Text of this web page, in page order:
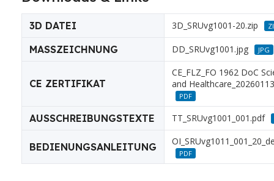
3D DATEI 3D_SRUvg1001-20.zip
MASSZEICHNUNG DD_SRUvg1001.jpg JPG
CE ZERTIFIKAT
CE_FLZ_FO 1962 DoC
and
PDF
AUSSCHREIBUNGSTEXTE TT_SRUvg1001_001.pdf
BEDIENUNGSANLEITUNG
PDF